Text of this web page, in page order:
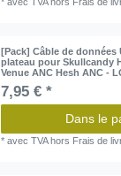
[Pack] Câble de données
plateau pour Skullcandy
Venue ANC Hesh ANC -
7,95 € *
Dans le
*avec TVAhors Frais de